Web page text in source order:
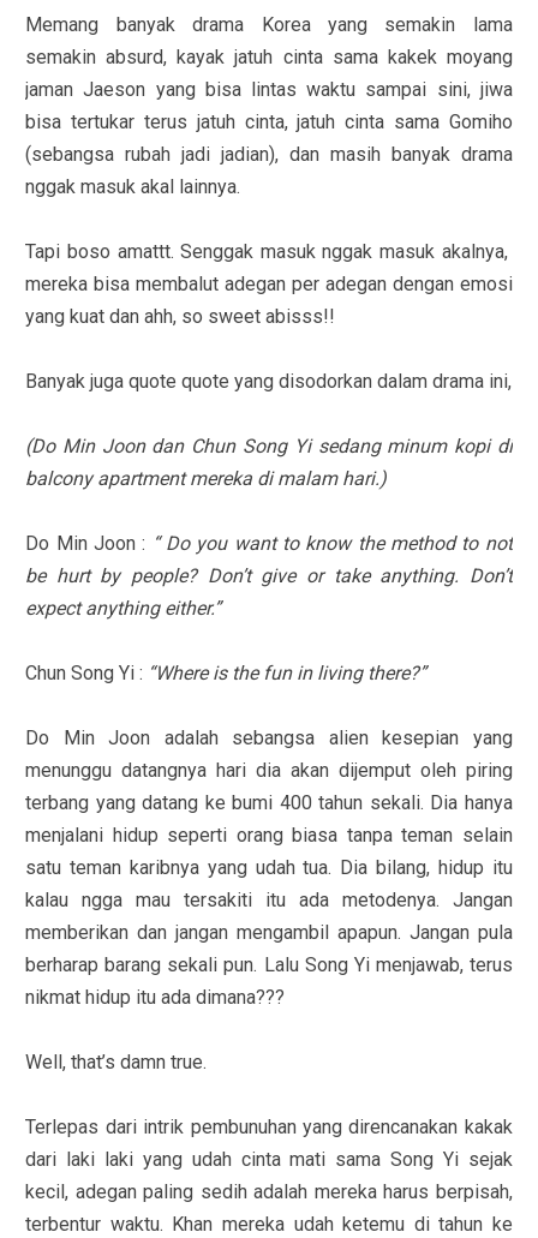
Memang banyak drama Korea yang semakin lama
semakin absurd, kayak jatuh cinta sama kakek moyang
jaman Jaeson yang bisa lintas waktu sampai sini, jiwa
bisa tertukar terus jatuh cinta, jatuh cinta sama Gomiho
(sebangsa rubah jadi jadian), dan masih banyak drama
nggak masuk akal lainnya.
Tapi boso amattt. Senggak masuk nggak masuk akalnya,
mereka bisa membalut adegan per adegan dengan emosi
yang kuat dan ahh, so sweet abisss!!
Banyak juga quote quote yang disodorkan dalam drama ini,
(Do Min Joon dan Chun Song Yi sedang minum kopi di
balcony apartment mereka di malam hari.)
Do Min Joon : “ Do you want to know the method to not
be hurt by people? Don’t give or take anything. Don’t
expect anything either.”
Chun Song Yi : “Where is the fun in living there?”
Do Min Joon adalah sebangsa alien kesepian yang
menunggu datangnya hari dia akan dijemput oleh piring
terbang yang datang ke bumi 400 tahun sekali. Dia hanya
menjalani hidup seperti orang biasa tanpa teman selain
satu teman karibnya yang udah tua. Dia bilang, hidup itu
kalau ngga mau tersakiti itu ada metodenya. Jangan
memberikan dan jangan mengambil apapun. Jangan pula
berharap barang sekali pun. Lalu Song Yi menjawab, terus
nikmat hidup itu ada dimana???
Well, that’s damn true.
Terlepas dari intrik pembunuhan yang direncanakan kakak
dari laki laki yang udah cinta mati sama Song Yi sejak
kecil, adegan paling sedih adalah mereka harus berpisah,
terbentur waktu. Khan mereka udah ketemu di tahun ke